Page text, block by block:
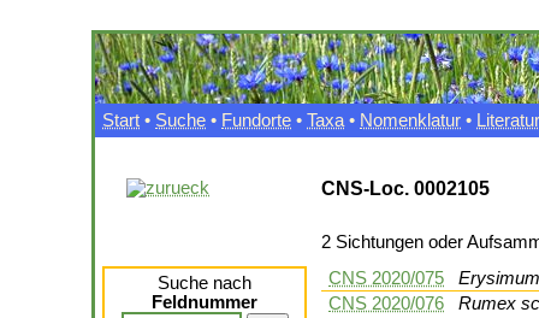
Start • Suche • Fundorte • Taxa • Nomenklatur • Literatur
CNS-Loc. 0002105
2 Sichtungen oder
Suche nach
Feldnummer
CNS 2020/075
CNS 2020/076
Rumex